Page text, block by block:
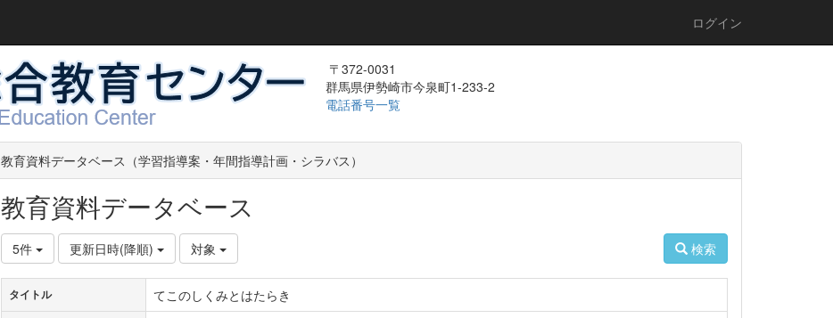
ログイン
〒372-0031
群馬県伊勢崎市今泉町1-233-2
電話番号一覧
教育資料データベース（学習指導案・年間指導計画・シラバス）
教育資料データベース
5件 更新日時(降順) 対象 検索
タイトル てこのしくみとはたらき